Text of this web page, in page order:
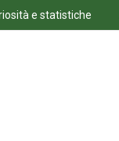
e statistiche